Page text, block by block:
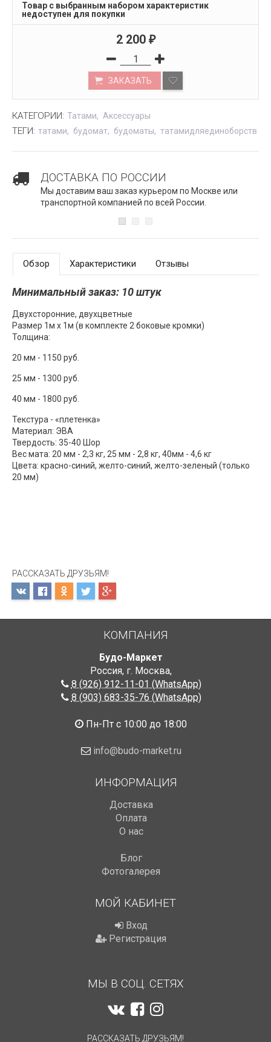
Товар с выбранным набором характеристик
недоступен для покупки
2 200 ₽
ЗАКАЗАТЬ
КАТЕГОРИИ: Татами Аксессуары
ТЕГИ: татами будомат будоматы татамидляединоборств
ДОСТАВКА ПО РОССИИ
Мы доставим ваш заказ курьером по Москве или
транспортной компанией по всей России.
Обзор Характеристики Отзывы
Минимальный заказ: 10 штук
Двухсторонние, двухцветные
Размер 1м х 1м (в комплекте 2 боковые кромки)
Толщина:
20 мм - 1150 руб.
25 мм - 1300 руб.
40 мм - 1800 руб.
Текстура - «плетенка»
Материал: ЭВА
Твердость: 35-40 Шор
Вес мата: 20 мм - 2,3 кг, 25 мм - 2,8 кг, 40мм - 4,6 кг
Цвета: красно-синий, желто-синий, желто-зеленый (только
20 мм)
РАССКАЗАТЬ ДРУЗЬЯМ!
КОМПАНИЯ
Будо-Маркет
Россия, г. Москва,
8 (926) 912-11-01 (WhatsApp)
8 (903) 683-35-76 (WhatsApp)
Пн-Пт с 10:00 до 18:00
info@budo-market.ru
ИНФОРМАЦИЯ
Доставка
Оплата
О нас
Блог
Фотогалерея
МОЙ КАБИНЕТ
Вход
Регистрация
МЫ В СОЦ. СЕТЯХ
РАССКАЗАТЬ ДРУЗЬЯМ!